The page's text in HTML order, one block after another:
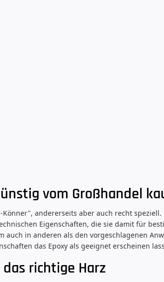
vom Großhandel
andererseits aber auch recht
Eigenschaften, die sie damit für
auch in anderen als den vorgeschlagenen
das Epoxy als geeignet erscheinen
richtige Harz